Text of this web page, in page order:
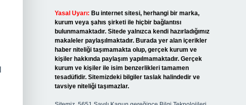
Yasal Uyarı: Bu internet sitesi, herhangi bir marka,
kurum veya şahıs şirketi ile hiçbir bağlantısı
bulunmamaktadır. Sitede yalnızca kendi hazırladığımız
makaleler paylaşılmaktadır. Burada yer alan içerikler
haber niteliği taşımamakta olup, gerçek kurum ve
kişiler hakkında paylaşım yapılmamaktadır. Gerçek
kurum ve kişiler ile isim benzerlikleri tamamen
tesadüfidir. Sitemizdeki bilgiler taslak halindedir ve
tavsiye niteliği taşımazlar.